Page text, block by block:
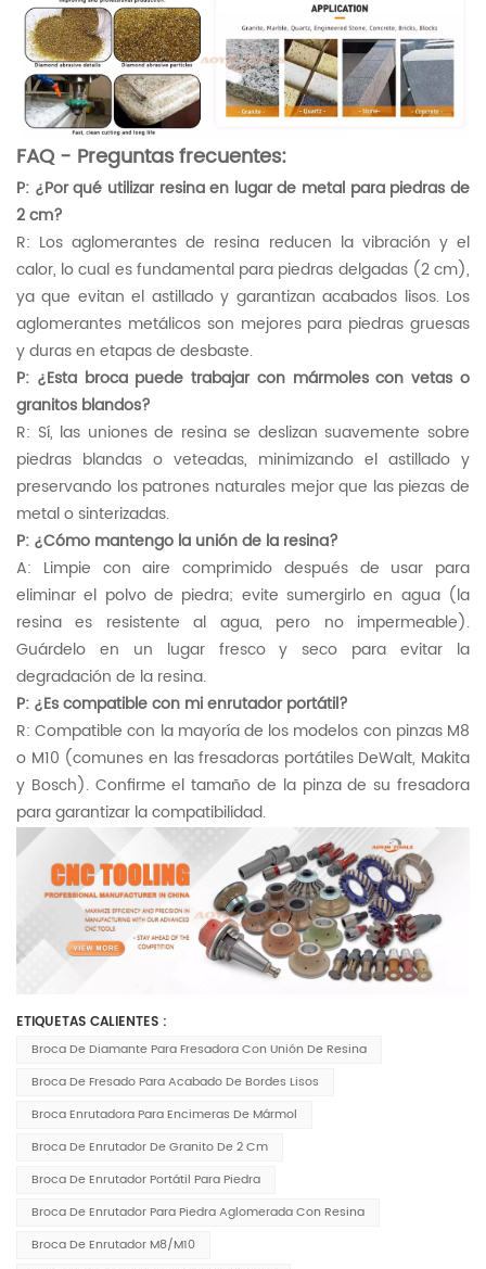
FAQ - Preguntas frecuentes:
P: ¿Por qué utilizar resina en lugar de metal para piedras de
2 cm?
R: Los aglomerantes de resina reducen la vibración y el
calor, lo cual es fundamental para piedras delgadas (2 cm),
ya que evitan el astillado y garantizan acabados lisos. Los
aglomerantes metálicos son mejores para piedras gruesas
y duras en etapas de desbaste.
P: ¿Esta broca puede trabajar con mármoles con vetas o
granitos blandos?
R: Sí, las uniones de resina se deslizan suavemente sobre
piedras blandas o veteadas, minimizando el astillado y
preservando los patrones naturales mejor que las piezas de
metal o sinterizadas.
P: ¿Cómo mantengo la unión de la resina?
A: Limpie con aire comprimido después de usar para
eliminar el polvo de piedra; evite sumergirlo en agua (la
resina es resistente al agua, pero no impermeable).
Guárdelo en un lugar fresco y seco para evitar la
degradación de la resina.
P: ¿Es compatible con mi enrutador portátil?
R: Compatible con la mayoría de los modelos con pinzas M8
o M10 (comunes en las fresadoras portátiles DeWalt, Makita
y Bosch). Confirme el tamaño de la pinza de su fresadora
para garantizar la compatibilidad.
ETIQUETAS CALIENTES :
Broca De Diamante Para Fresadora Con Unión De Resina
Broca De Fresado Para Acabado De Bordes Lisos
Broca Enrutadora Para Encimeras De Mármol
Broca De Enrutador De Granito De 2 Cm
Broca De Enrutador Portátil Para Piedra
Broca De Enrutador Para Piedra Aglomerada Con Resina
Broca De Enrutador M8/M10